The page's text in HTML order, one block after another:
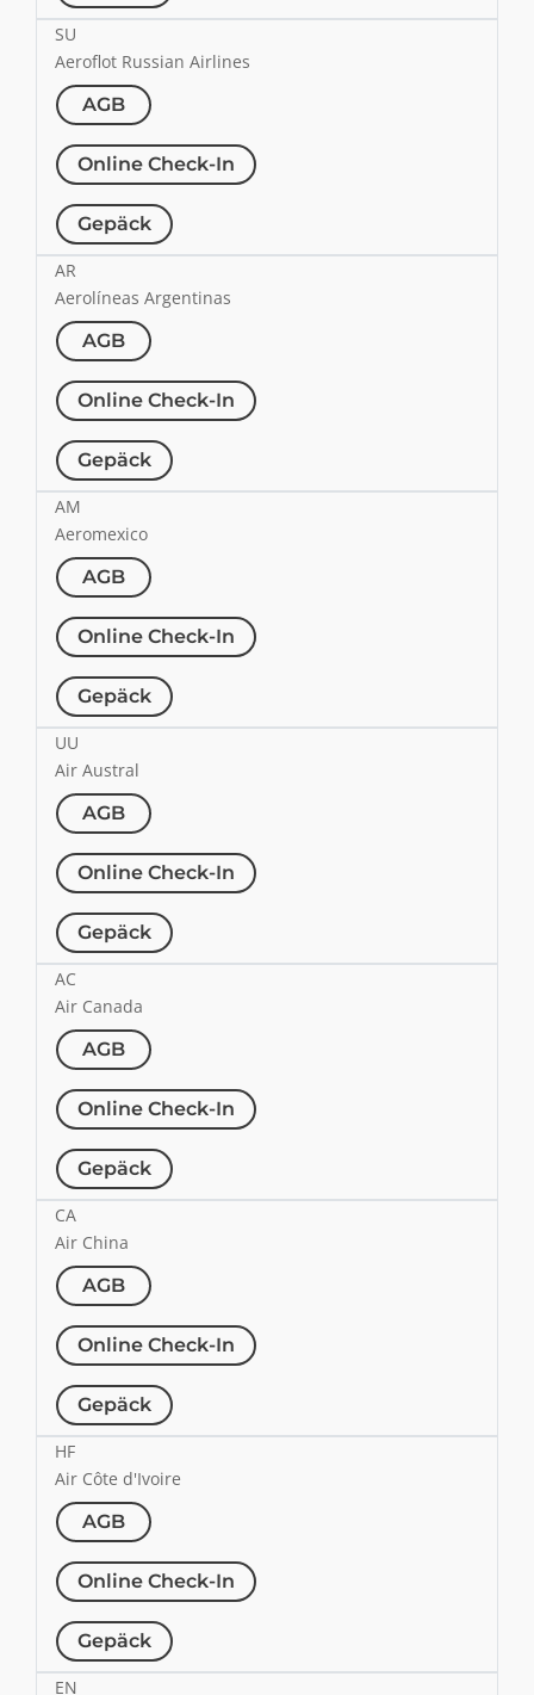
SU
Aeroflot Russian Airlines
AGB
Online Check-In
Gepäck
AR
Aerolíneas Argentinas
AGB
Online Check-In
Gepäck
AM
Aeromexico
AGB
Online Check-In
Gepäck
UU
Air Austral
AGB
Online Check-In
Gepäck
AC
Air Canada
AGB
Online Check-In
Gepäck
CA
Air China
AGB
Online Check-In
Gepäck
HF
Air Côte d'Ivoire
AGB
Online Check-In
Gepäck
EN